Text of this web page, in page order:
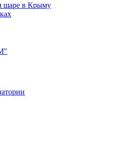
шаре в Крыму